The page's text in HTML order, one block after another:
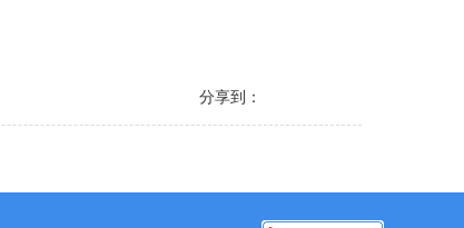
分享到：